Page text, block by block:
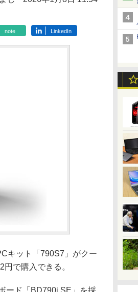
note LinkedIn
キット「790S7」がクー
で購入できる。
ード「BD790i SE」を採